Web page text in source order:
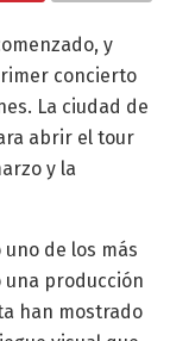
y
concierto
La ciudad de
abrir el tour
y la
de los más
producción
han mostrado